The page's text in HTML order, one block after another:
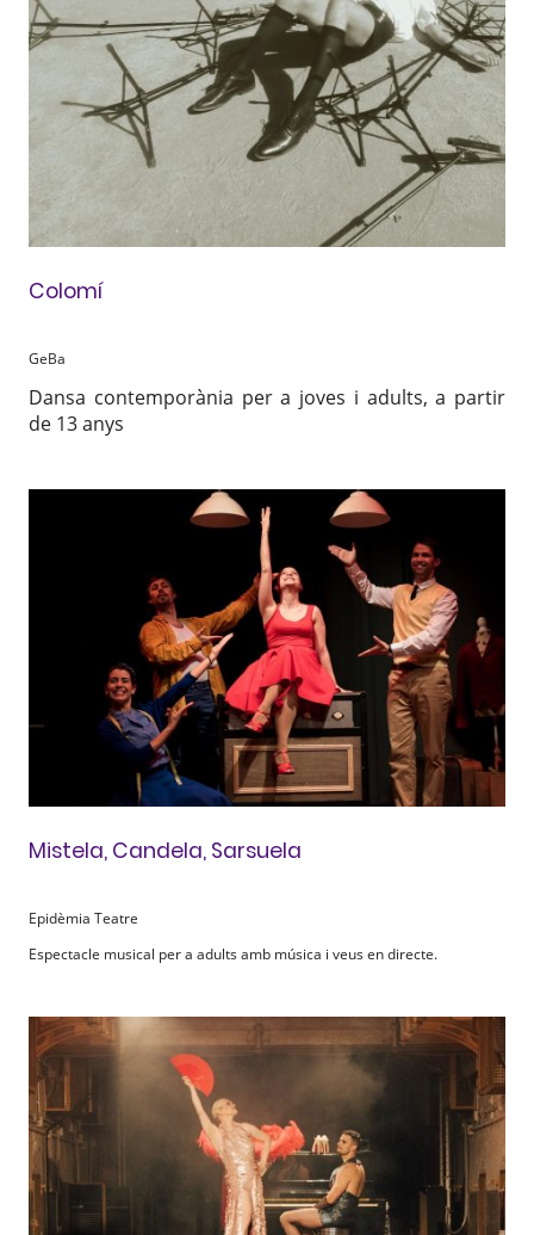
Colomí
GeBa
Dansa contemporània per a joves i adults, a partir
de 13 anys
Mistela, Candela, Sarsuela
Epidèmia Teatre
Espectacle musical per a adults amb música i veus en directe.